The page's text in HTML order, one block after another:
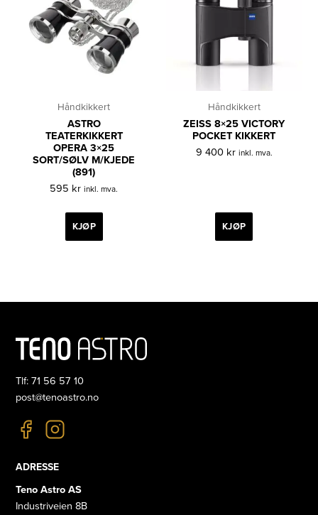
Håndkikkert
ASTRO
TEATERKIKKERT
OPERA 3×25
SORT/SØLV M/KJEDE
(891)
595 kr inkl. mva.
KJØP
Håndkikkert
ZEISS 8×25 VICTORY
POCKET KIKKERT
9 400 kr inkl. mva.
KJØP
Tlf: 71 56 57 10
post@tenoastro.no
ADRESSE
Teno Astro AS
Industriveien 8B